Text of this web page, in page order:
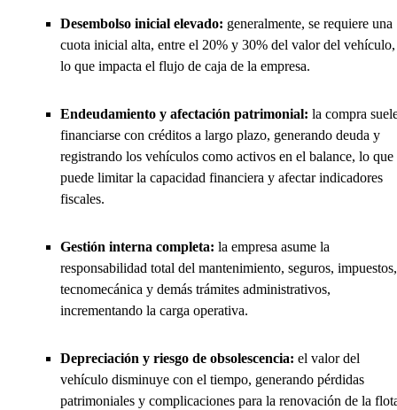
Desembolso inicial elevado: generalmente, se requiere una
cuota inicial alta, entre el 20% y 30% del valor del vehículo,
lo que impacta el flujo de caja de la empresa.
Endeudamiento y afectación patrimonial: la compra
financiarse con créditos a largo plazo, generando deuda y
registrando los vehículos como activos en el balance, lo que
puede limitar la capacidad financiera y afectar indicadores
fiscales.
Gestión interna completa: la empresa asume la
responsabilidad total del mantenimiento, seguros, impuestos,
tecnomecánica y demás trámites administrativos,
incrementando la carga operativa.
Depreciación y riesgo de obsolescencia: el valor del
vehículo disminuye con el tiempo, generando pérdidas
patrimoniales y complicaciones para la renovación de la